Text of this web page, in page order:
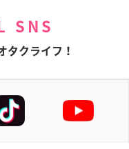
SNS
タクライフ！